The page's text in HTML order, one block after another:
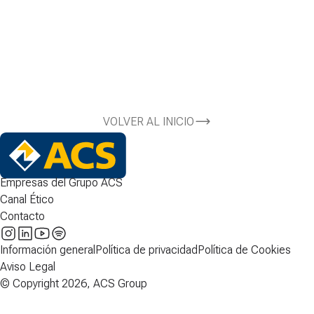
VOLVER AL INICIO
Empresas del Grupo ACS
Canal Ético
Contacto
Información general Política de privacidadPolítica de Cookies
Aviso Legal
© Copyright 2026, ACS Group